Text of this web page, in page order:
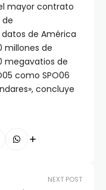
mayor contrato
de América
millones de
megavatios de
como SPO06
concluye
NEXT POST